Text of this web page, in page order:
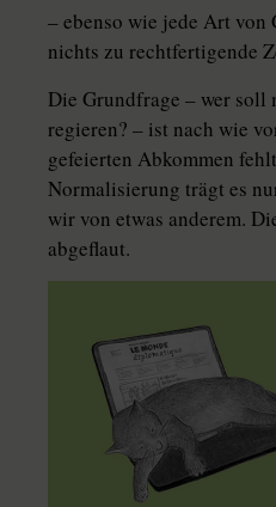
– ebenso wie jede Art
nichts zu rechtfertigende
Die Grundfrage – wer
regieren? – ist nach wie
gefeierten Abkommen
Normalisierung trägt es
wir von etwas anderem.
abgeflaut.